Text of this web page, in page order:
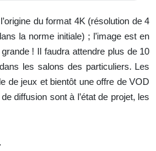
du format 4K (résolution de 4
la norme initiale) ; l’image est en
! Il faudra attendre plus de 10
les salons des particuliers. Les
de jeux et bientôt une offre de VOD
diffusion sont à l’état de projet, les